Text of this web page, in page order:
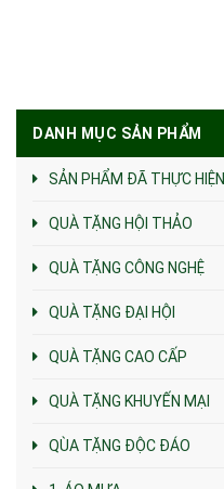
DANH MỤC SẢN PHẨM
SẢN PHẨM ĐÃ THỰC HIỆN
QUÀ TẶNG HỘI THẢO
QUÀ TẶNG CÔNG NGHỆ
QUÀ TẶNG ĐẠI HỘI
QUÀ TẶNG CAO CẤP
QUÀ TẶNG KHUYẾN MẠI
QÙA TẶNG ĐỘC ĐÁO